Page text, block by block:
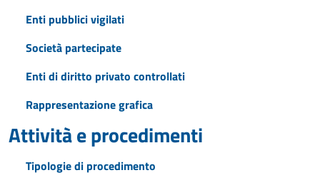
Enti pubblici vigilati
Società partecipate
Enti di diritto privato controllati
Rappresentazione grafica
Attività e procedimenti
Tipologie di procedimento